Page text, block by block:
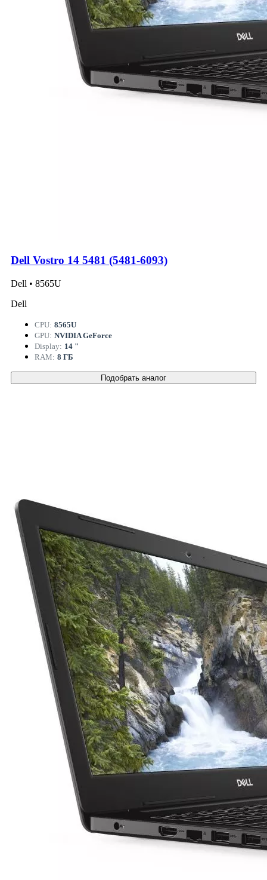
Dell Vostro 14 5481 (5481-6093)
Dell • 8565U
Dell
CPU: 8565U
GPU: NVIDIA GeForce
Display: 14 "
RAM: 8 ГБ
Подобрать аналог